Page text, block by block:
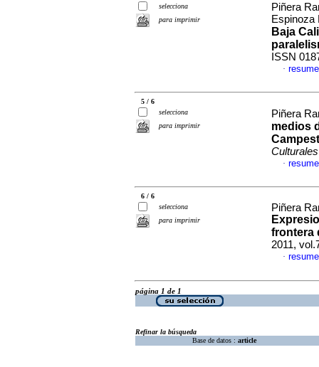
selecciona
para imprimir
Piñera
Espinoza
Baja
ISSN
·
5 / 6
selecciona
para imprimir
Piñera
medios
Culturales
·
6 / 6
selecciona
para imprimir
Piñera
frontera
2011,
·
página 1 de 1
Refinar la búsqueda
Base de datos : article